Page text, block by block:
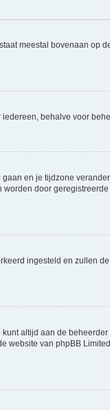
meestal bovenaan op
behalve voor
en je tijdzone
door
ingesteld en zullen
altijd aan de
website van phpBB